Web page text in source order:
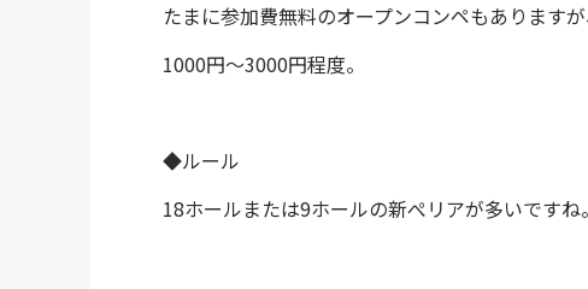
たまに参加費無料のオープンコンペもあります
1000円～3000円程度。
◆ルール
18ホールまたは9ホールの新ぺリアが多いですね。